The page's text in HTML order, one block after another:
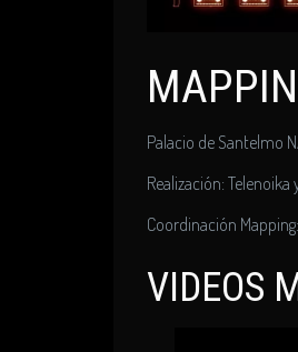
Palacio de Santelmo
Realización: Telenoika
Coordinación
VIDEOS